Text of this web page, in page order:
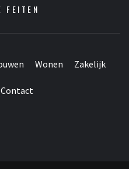
FEITEN
Wonen Zakelijk
Contact